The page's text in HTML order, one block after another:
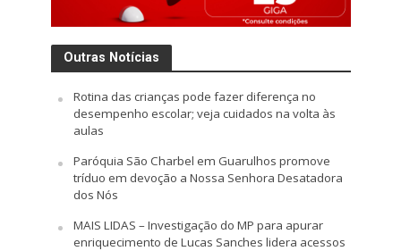
Outras Notícias
Rotina das crianças pode fazer diferença no
desempenho escolar; veja cuidados na volta às
aulas
Paróquia São Charbel em Guarulhos promove
tríduo em devoção a Nossa Senhora Desatadora
dos Nós
MAIS LIDAS – Investigação do MP para apurar
enriquecimento de Lucas Sanches lidera acessos